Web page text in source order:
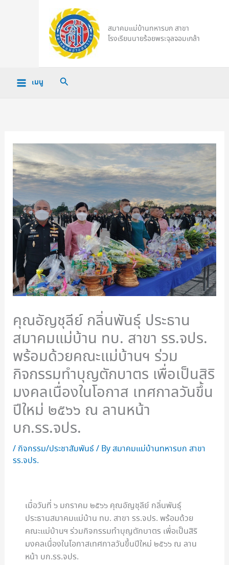
สมาคมแม่บ้านทหารบก สาขา
โรงเรียนนายร้อยพระจุลจอมเกล้า
เมนู Search
คุณอัญชุลีย์ กลิ่นพันธุ์ ประธาน
สมาคมแม่บ้าน ทบ. สาขา รร.จปร.
พร้อมด้วยคณะแม่บ้านฯ ร่วม
กิจกรรมทำบุญตักบาตร เพื่อเป็นสิริ
มงคลเนื่องในโอกาส เทศกาลวันขึ้น
ปีใหม่ ๒๕๖๖ ณ ลานหน้า
บก.รร.จปร.
/ กิจกรรม/ประชาสัมพันธ์/ Byสมาคมแม่บ้านทหารบก สาขา
รร.จปร.
เมื่อวันที่ ๖ มกราคม ๒๕๖๖ คุณอัญชุลีย์ กลิ่นพันธุ์
ประธานสมาคมแม่บ้าน ทบ. สาขา รร.จปร. พร้อมด้วย
คณะแม่บ้านฯ ร่วมกิจกรรมทำบุญตักบาตร เพื่อเป็นสิริ
มงคลเนื่องในโอกาสเทศกาลวันขึ้นปีใหม่ ๒๕๖๖ ณ ลาน
หน้า บก.รร.จปร.